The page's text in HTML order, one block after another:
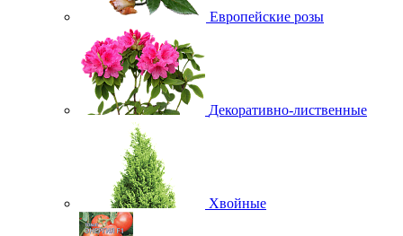
Европейские розы
Декоративно-лиственные
Хвойные